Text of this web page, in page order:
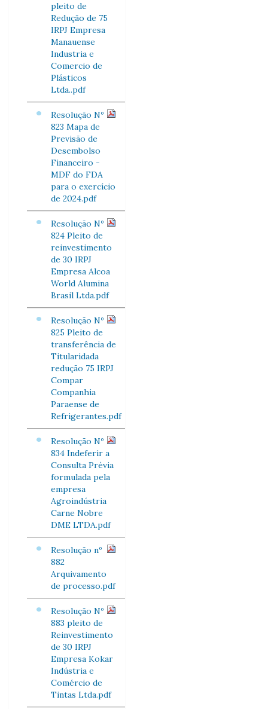
pleito de
Redução de 75
IRPJ Empresa
Manauense
Industria e
Comercio de
Plásticos
Ltda..pdf
Resolução Nº
823 Mapa de
Previsão de
Desembolso
Financeiro -
MDF do FDA
para o exercício
de 2024.pdf
Resolução Nº
824 Pleito de
reinvestimento
de 30 IRPJ
Empresa Alcoa
World Alumina
Brasil Ltda.pdf
Resolução Nº
825 Pleito de
transferência de
Titularidada
redução 75 IRPJ
Compar
Companhia
Paraense de
Refrigerantes.pdf
Resolução Nº
834 Indeferir a
Consulta Prévia
formulada pela
empresa
Agroindústria
Carne Nobre
DME LTDA.pdf
Resolução nº
882
Arquivamento
de processo.pdf
Resolução Nº
883 pleito de
Reinvestimento
de 30 IRPJ
Empresa Kokar
Indústria e
Comércio de
Tintas Ltda.pdf